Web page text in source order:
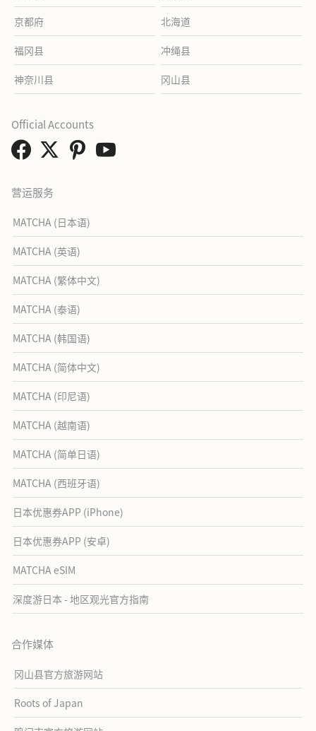
京都府 北海道
福冈县 冲绳县
神奈川县 冈山县
营运服务
MATCHA (日本语)
MATCHA (英语)
MATCHA (繁体中文)
MATCHA (泰语)
MATCHA (韩国语)
MATCHA (简体中文)
MATCHA (印尼语)
MATCHA (越南语)
MATCHA (简单日语)
MATCHA (西班牙语)
日本优惠券APP (iPhone)
日本优惠券APP (安卓)
MATCHA eSIM
深度游日本 - 地区观光官方指南
合作媒体
冈山县官方旅游网站
Roots of Japan
Official Accounts